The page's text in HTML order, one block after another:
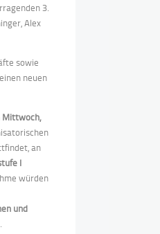
3.
Alex
sowie
neuen
Mittwoch,
an
I
würden
und